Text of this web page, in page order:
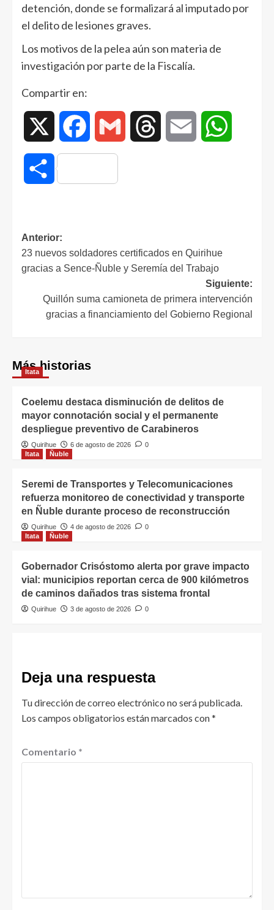
detención, donde se formalizará al imputado por
el delito de lesiones graves.
Los motivos de la pelea aún son materia de
investigación por parte de la Fiscalía.
Compartir en:
Facebook Gmail Threads Email
Compartir
Anterior:
23 nuevos soldadores certificados en Quirihue
gracias a Sence-Ñuble y Seremía del Trabajo
Siguiente:
Quillón suma camioneta de primera intervención
gracias a financiamiento del Gobierno Regional
Más historias
Itata
Coelemu destaca disminución de delitos de
mayor connotación social y el permanente
despliegue preventivo de Carabineros
Quirihue 6 de agosto de 2026
0
Itata
Ñuble
Seremi de Transportes y Telecomunicaciones
refuerza monitoreo de conectividad y transporte
en Ñuble durante proceso de reconstrucción
Quirihue 4 de agosto de 2026
0
Itata
Ñuble
Gobernador Crisóstomo alerta por grave impacto
vial: municipios reportan cerca de 900 kilómetros
de caminos dañados tras sistema frontal
Quirihue 3 de agosto de 2026 0
Deja una respuesta
Tu dirección de correo electrónico no será publicada.
Los campos obligatorios están marcados con*
Comentario *